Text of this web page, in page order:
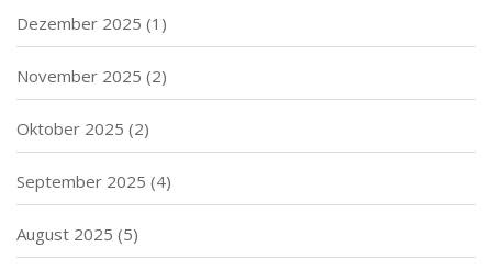
Dezember 2025 (1)
November 2025 (2)
Oktober 2025 (2)
September 2025 (4)
August 2025 (5)